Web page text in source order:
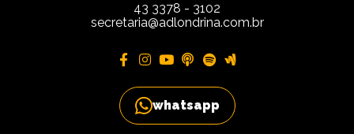
43 3378 - 3102
secretaria@adlondrina.com.br
whatsapp